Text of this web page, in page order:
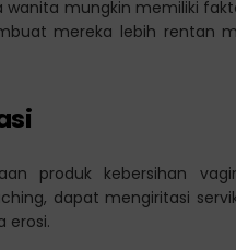
wanita mungkin memiliki
mereka lebih rentan
produk kebersihan
dapat mengiritasi
erosi.